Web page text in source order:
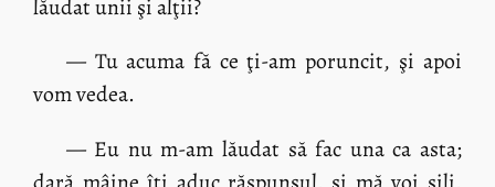
lăudat unii şi alţii?
— Tu acuma fă ce ţi-am poruncit, şi apoi
vom vedea.
— Eu nu m-am lăudat să fac una ca asta;